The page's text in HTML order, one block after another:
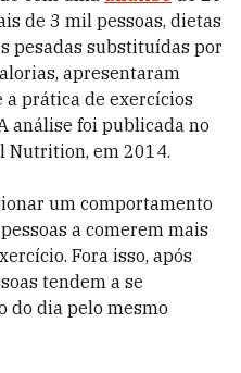
de 3 mil pessoas, dietas
pesadas substituídas por
apresentaram
prática de exercícios
análise foi publicada no
Nutrition, em 2014.
um comportamento
a comerem mais
Fora isso, após
tendem a se
do dia pelo mesmo